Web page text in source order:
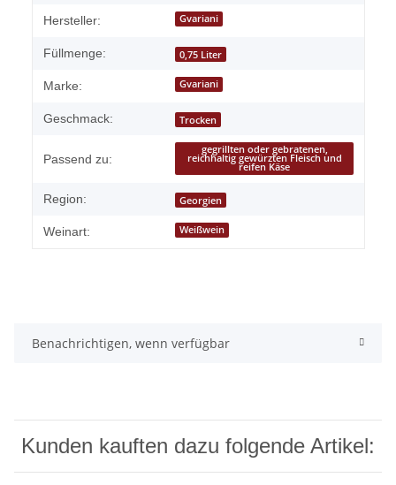
Hersteller: Gvariani
Füllmenge: 0,75 Liter
Marke: Gvariani
Geschmack: Trocken
Passend zu:
gegrillten oder gebratenen,
reichhaltig gewürzten Fleisch und
reifen Käse
Region: Georgien
Weinart: Weißwein
Benachrichtigen, wenn verfügbar
Kunden kauften dazu folgende Artikel: